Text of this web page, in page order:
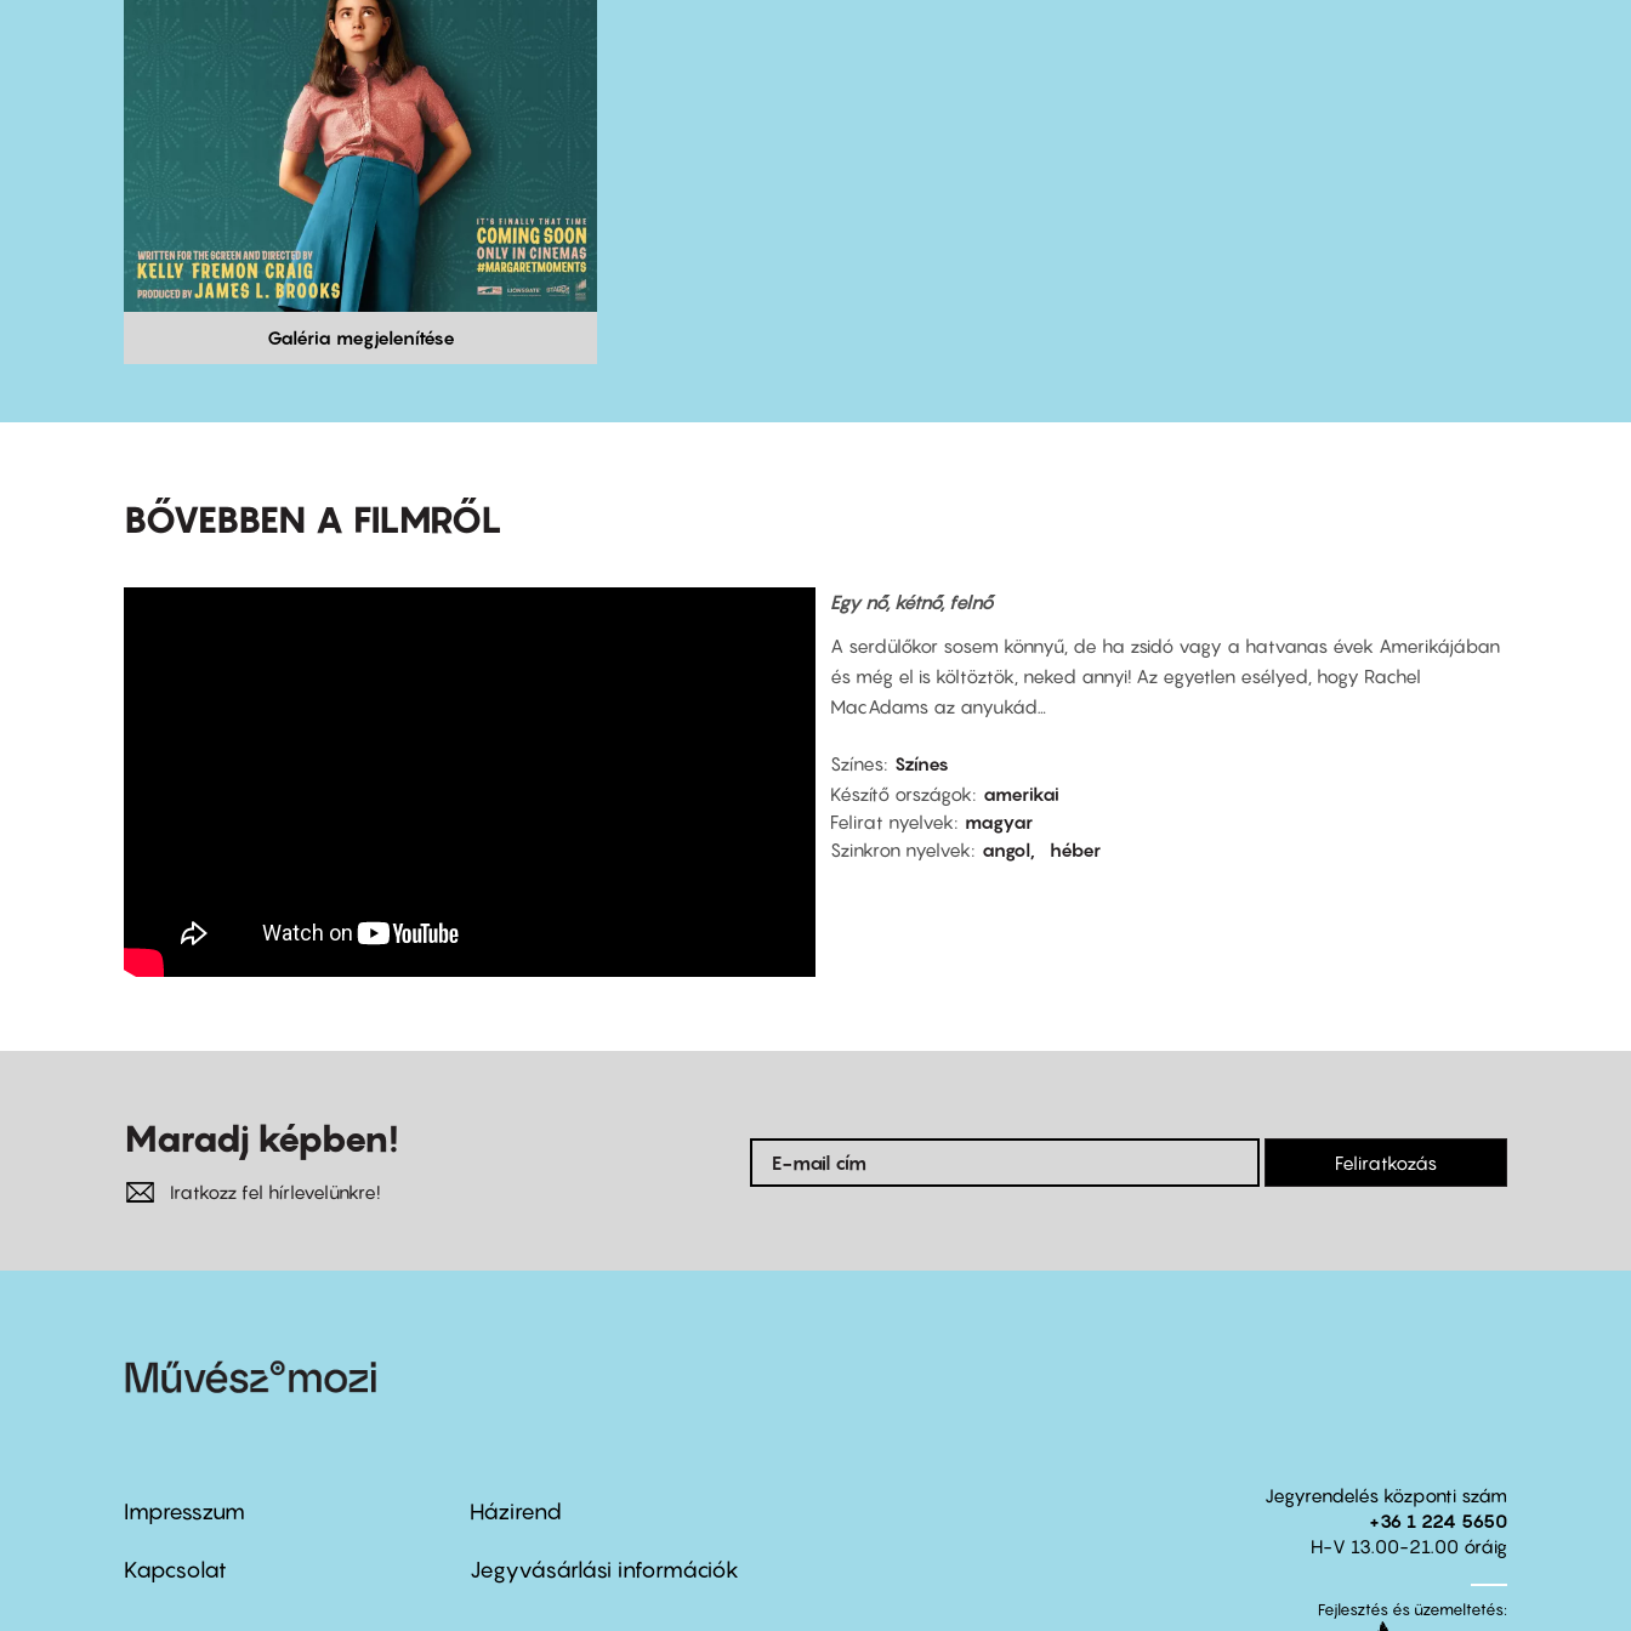
Galéria megjelenítése
BŐVEBBEN A FILMRŐL
Egynő, kétnő, felnő
A serdülőkor sosem könnyű, de ha zsidó vagy a hatvanas évek Amerikájában
és még el is költöztök, neked annyi! Az egyetlen esélyed, hogy Rachel
MacAdams az anyukád…
Színes Színes
Készítő országok
amerikai
Felirat nyelvek
magyar
Szinkron nyelvek
angol héber
Maradj képben!
Iratkozz fel hírlevelünkre!
Feliratkozás
Footer
menu
Impresszum
Kapcsolat
Footer
menu
Házirend
Jegyvásárlási információk
Jegyrendelés központi szám
+36 1 224 5650
H-V 13.00-21.00 óráig
Fejlesztés és üzemeltetés: